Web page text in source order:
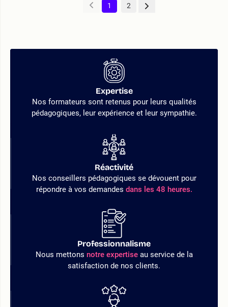
1 2
Expertise
Nos formateurs sont retenus pour leurs qualités
pédagogiques, leur expérience et leur sympathie.
Réactivité
Nos conseillers pédagogiques se dévouent pour
répondre à vos demandes dans les 48 heures.
Professionnalisme
Nous mettons notre expertiseau service de la
satisfaction de nos clients.